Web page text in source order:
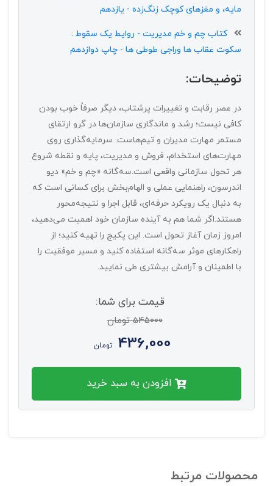
مایه، و مغزهای کوچک زنگ‌زده - یازدهم
کتاب چم و خم مدیریت - روایط یک سقوط :
سکوت عقاب ها وراجی طوطی ها - چاپ دوازدهم
توضیحات:
در عصر رقابت و تغییرات پرشتاب، دیگر صرفاً خوب بودن
کافی نیست؛ رشد و ماندگاری سازمان‌ها در گرو ارتقای
مستمر مهارت مدیران و تیم‌هاست. سرمایه‌گذاری روی
مهارت‌های استخدام، فروش و مدیریت، پایه و نقطه شروع
هر تحول سازمانی واقعی است.سه‌گانه «چم و خم» دیو
اندرسون، راهنمایی عملی و الهام‌بخش برای کسانی است که
به دنبال یک رویکرد حرفه‌ای، قابل اجرا و نتیجه‌محور
هستند.اگر شما هم به آینده سازمان خود اهمیت می‌دهید،
امروز زمان آغاز تحول است. این پکیج را تهیه کنید؛ از
راهکارهای موثر سه‌گانه استفاده کنید و مسیر موفقیت را
با اطمینان و آرامش بیشتری طی نمایید.
قیمت برای شما:
545000 تومان
436,000 تومان
افزودن به سبد خرید
محصولات مرتبط